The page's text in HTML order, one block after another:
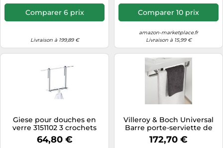
Comparer 6 prix
Livraison à 199,89 €
Comparer 10 prix
amazon-marketplace.fr
Livraison à 15,99 €
Giese pour douches en
verre 3151102 3 crochets
64,80 €
Villeroy & Boch Universal
Barre porte-serviette de
toilette, 929645D7,
172,70 €